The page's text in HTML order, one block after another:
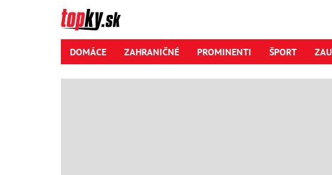
DOMÁCE ZAHRANIČNÉ PROMINENTI ŠPORT